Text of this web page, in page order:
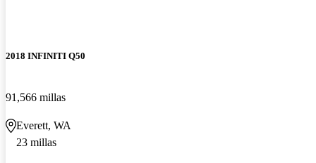
2018 INFINITI Q50
91,566 millas
Everett, WA
23 millas